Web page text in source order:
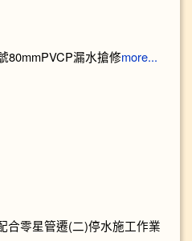
80mmPVCP漏水搶修more...
合零星管遷(二)停水施工作業